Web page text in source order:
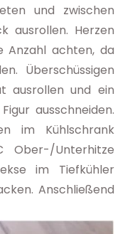
und zwischen
ausrollen. Herzen
Anzahl achten, da
Überschüssigen
ausrollen und ein
ausschneiden.
im Kühlschrank
Ober-/Unterhitze
im Tiefkühler
Anschließend